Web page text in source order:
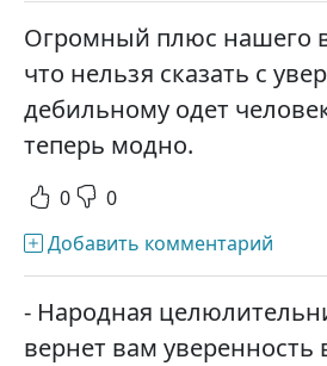
Огромный плюс нашего
что нельзя сказать с
дебильному одет
теперь модно.
0 0
Добавить комментарий
- Народная
вернет вам уверенность